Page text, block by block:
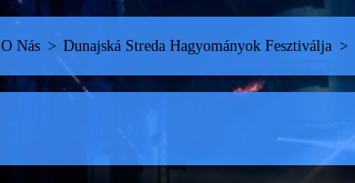
O Nás > Dunajská Streda Hagyományok Fesztiválja >